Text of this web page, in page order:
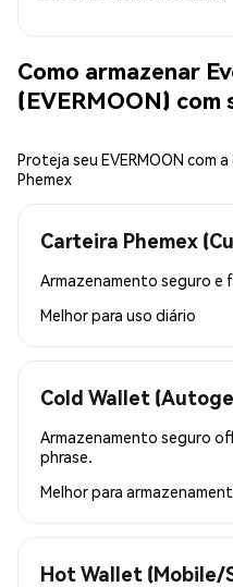
Como armazenar
(EVERMOON) com
Proteja seu EVERMOON com
Phemex
Carteira Phemex
Armazenamento seguro e
Melhor para uso diário
Cold Wallet
Armazenamento seguro
phrase.
Melhor para
Hot Wallet